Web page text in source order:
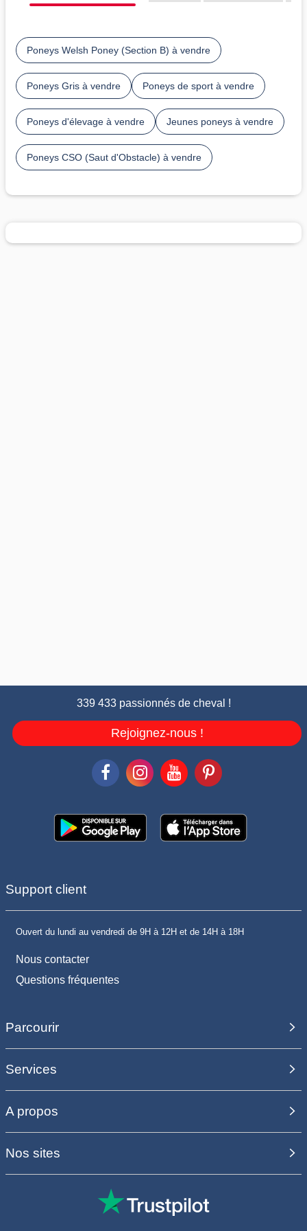
Poneys Welsh Poney (Section B) à vendre
Poneys Gris à vendre Poneys de sport à vendre
Poneys d'élevage à vendre Jeunes poneys à vendre
Poneys CSO (Saut d'Obstacle) à vendre
339 433 passionnés de cheval !
Rejoignez-nous !
Support client
Ouvert du lundi au vendredi de 9H à 12H et de 14H à 18H
Nous contacter
Questions fréquentes
Parcourir
Services
A propos
Nos sites